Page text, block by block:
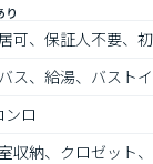
り
可、保証人不要、
ス、給湯、バスト
ンロ
収納、クロゼット